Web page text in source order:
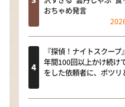
おちゃめ発言
『探偵！ナイトスクー
年間100回以上かけ続け
をした依頼者に、ポツ